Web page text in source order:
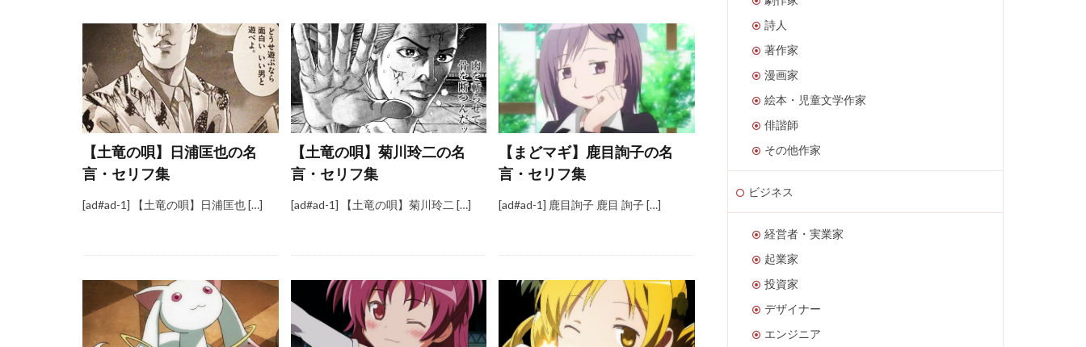
【土竜の唄】日浦匡也の名
言・セリフ集
[ad#ad-1] 【土竜の唄】日浦匡也 […]
【土竜の唄】菊川玲二の名
言・セリフ集
[ad#ad-1] 【土竜の唄】菊川玲二 […]
【まどマギ】鹿目詢子の名
言・セリフ集
[ad#ad-1] 鹿目詢子 鹿目 詢子 […]
詩人
著作家
漫画家
絵本・児童文学作家
俳諧師
その他作家
ビジネス
経営者・実業家
起業家
投資家
デザイナー
エンジニア